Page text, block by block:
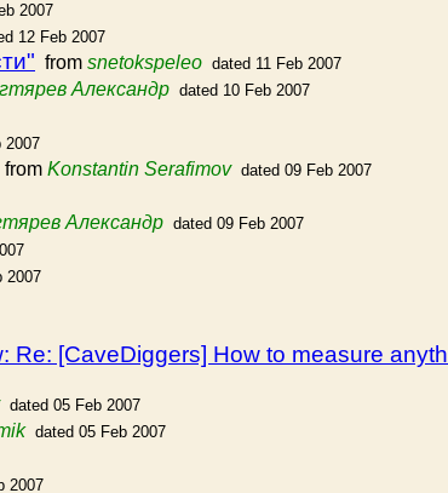
2007
12 Feb 2007
from snetokspeleo dated 11 Feb 2007
Александр dated 10 Feb 2007
2007
from Konstantin Serafimov dated 09 Feb 2007
Александр dated 09 Feb 2007
2007
[CaveDiggers] How to measure
dated 05 Feb 2007
dated 05 Feb 2007
2007